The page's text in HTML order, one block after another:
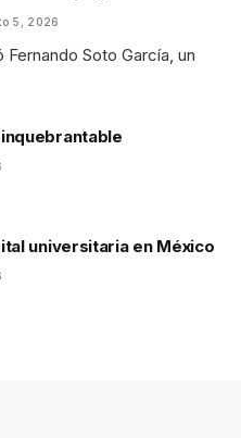
5, 2026
Soto García, un
universitaria en México